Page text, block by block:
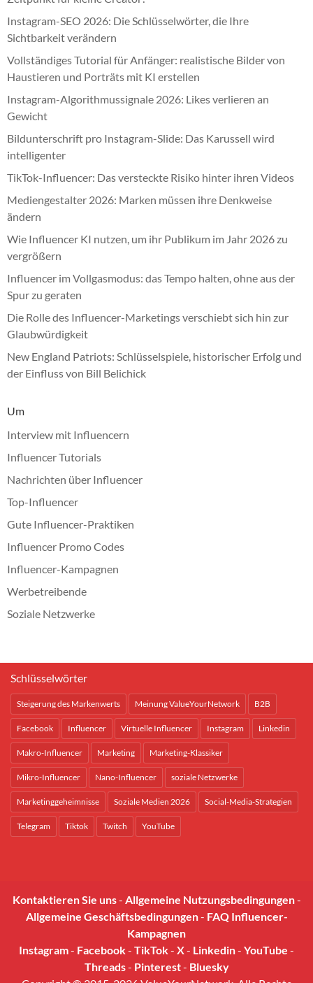
Instagram-SEO 2026: Die Schlüsselwörter, die Ihre
Sichtbarkeit verändern
Vollständiges Tutorial für Anfänger: realistische Bilder von
Haustieren und Porträts mit KI erstellen
Instagram-Algorithmussignale 2026: Likes verlieren an
Gewicht
Bildunterschrift pro Instagram-Slide: Das Karussell wird
intelligenter
TikTok-Influencer: Das versteckte Risiko hinter ihren Videos
Mediengestalter 2026: Marken müssen ihre Denkweise
ändern
Wie Influencer KI nutzen, um ihr Publikum im Jahr 2026 zu
vergrößern
Influencer im Vollgasmodus: das Tempo halten, ohne aus der
Spur zu geraten
Die Rolle des Influencer-Marketings verschiebt sich hin zur
Glaubwürdigkeit
New England Patriots: Schlüsselspiele, historischer Erfolg und
der Einfluss von Bill Belichick
Um
Interview mit Influencern
Influencer Tutorials
Nachrichten über Influencer
Top-Influencer
Gute Influencer-Praktiken
Influencer Promo Codes
Influencer-Kampagnen
Werbetreibende
Soziale Netzwerke
Schlüsselwörter
Steigerung des Markenwerts Meinung ValueYourNetwork B2B
Facebook Influencer Virtuelle Influencer Instagram Linkedin
Makro-Influencer Marketing Marketing-Klassiker
Mikro-Influencer Nano-Influencer soziale Netzwerke
Marketinggeheimnisse Soziale Medien 2026 Social-Media-Strategien
Telegram Tiktok Twitch YouTube
Kontaktieren Sie uns- Allgemeine Nutzungsbedingungen-
Allgemeine Geschäftsbedingungen- FAQ Influencer-
Kampagnen
Instagram- Facebook- TikTok- X- Linkedin- YouTube -
Threads- Pinterest- Bluesky